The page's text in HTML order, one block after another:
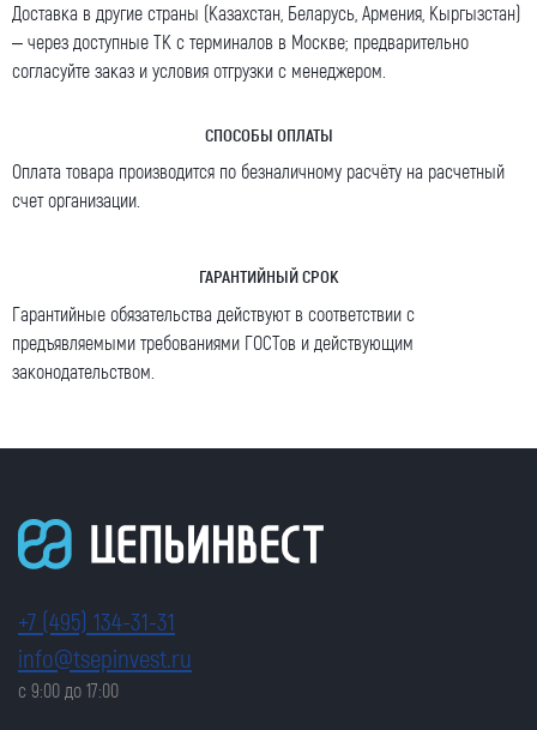
Доставка в другие страны (Казахстан, Беларусь, Армения, Кыргызстан)
– через доступные ТК с терминалов в Москве; предварительно
согласуйте заказ и условия отгрузки с менеджером.
СПОСОБЫ ОПЛАТЫ
Оплата товара производится по безналичному расчёту на расчетный
счет организации.
ГАРАНТИЙНЫЙ СРОК
Гарантийные обязательства действуют в соответствии с
предъявляемыми требованиями ГОСТов и действующим
законодательством.
+7 (495) 134-31-31
info@tsepinvest.ru
с 9:00 до 17:00